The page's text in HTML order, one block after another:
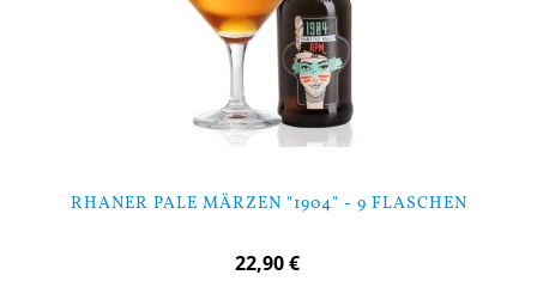
RHANER PALE MÄRZEN "1904" - 9 FLASCHEN
22,90 €